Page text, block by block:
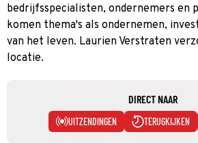
bedrijfsspecialisten, ondernemers en
komen thema's als ondernemen,
van het leven. Laurien Verstraten
locatie.
DIRECT NAAR
UITZENDINGEN TERUGKIJKEN